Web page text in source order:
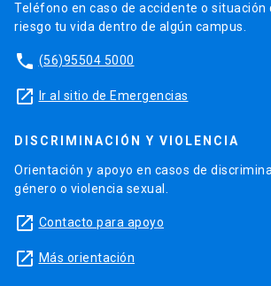
Teléfono en caso de accidente o situación
riesgo tu vida dentro de algún campus.
phone (56)95504 5000
launch Ir al sitio de Emergencias
DISCRIMINACIÓN Y VIOLENCIA
Orientación y apoyo en casos de
género o violencia sexual.
launch Contacto para apoyo
launch Más orientación